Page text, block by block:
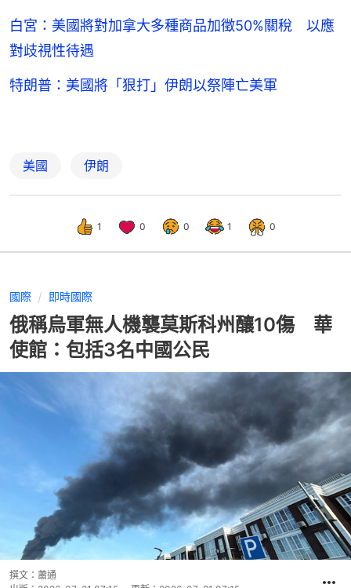
白宮：美國將對加拿大多種商品加徵50%關稅 以應
對歧視性待遇
特朗普：美國將「狠打」伊朗以祭陣亡美軍
美國 伊朗
1 0 0 1 0
國際 即時國際
俄稱烏軍無人機襲莫斯科州釀10傷 華
使館：包括3名中國公民
撰文： 蕭通